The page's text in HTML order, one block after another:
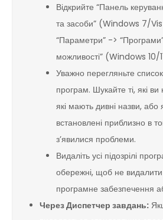
Відкрийте “Панель
та засоби” (Windows 7/
“Параметри” ->
можливості” (Windows 10/
Уважно перегляньте
програм. Шукайте ті, які
які мають дивні назви, або
встановлені приблизно в
з’явилися проблеми.
Видаліть усі підозрілі
обережні, щоб не
програмне забезпечення
Через Диспетчер завдань: